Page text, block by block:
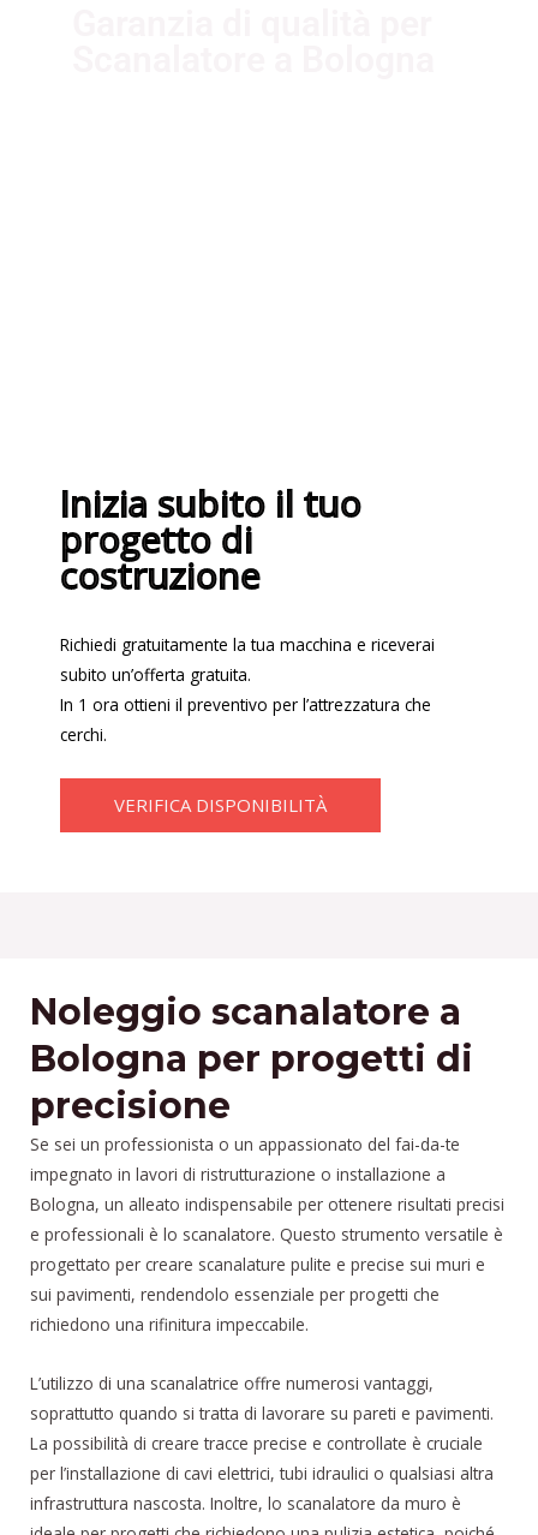
Inizia subito il tuo
progetto di
costruzione
Richiedi gratuitamente la tua macchina e riceverai
subito un’offerta gratuita.
In 1 ora ottieni il preventivo per l’attrezzatura che
cerchi.
VERIFICA DISPONIBILITÀ
Noleggio scanalatore a
Bologna per progetti di
precisione
Se sei un professionista o un appassionato del fai-da-te
impegnato in lavori di ristrutturazione o installazione a
Bologna, un alleato indispensabile per ottenere risultati precisi
e professionali è lo scanalatore. Questo strumento versatile è
progettato per creare scanalature pulite e precise sui muri e
sui pavimenti, rendendolo essenziale per progetti che
richiedono una rifinitura impeccabile.
L’utilizzo di una scanalatrice offre numerosi vantaggi,
soprattutto quando si tratta di lavorare su pareti e pavimenti.
La possibilità di creare tracce precise e controllate è cruciale
per l’installazione di cavi elettrici, tubi idraulici o qualsiasi altra
infrastruttura nascosta. Inoltre, lo scanalatore da muro è